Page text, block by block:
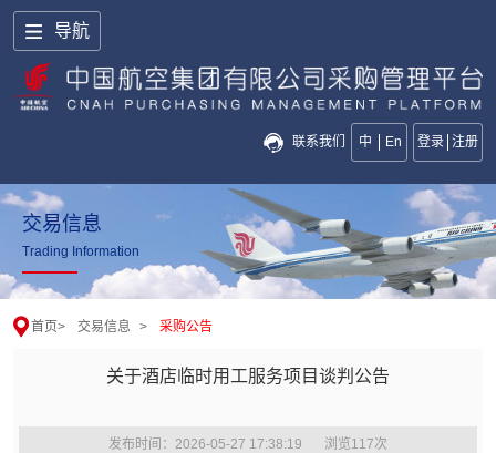
导航
联系我们 中 En 登录 注册
交易信息
Trading Information
首页> 交易信息 > 采购公告
关于酒店临时用工服务项目谈判公告
发布时间：2026-05-27 17:38:19 浏览117次